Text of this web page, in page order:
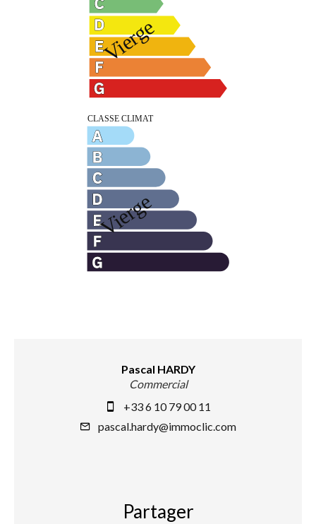
Pascal HARDY
Commercial
+33 6 10 79 00 11
pascal.hardy@immoclic.com
Partager